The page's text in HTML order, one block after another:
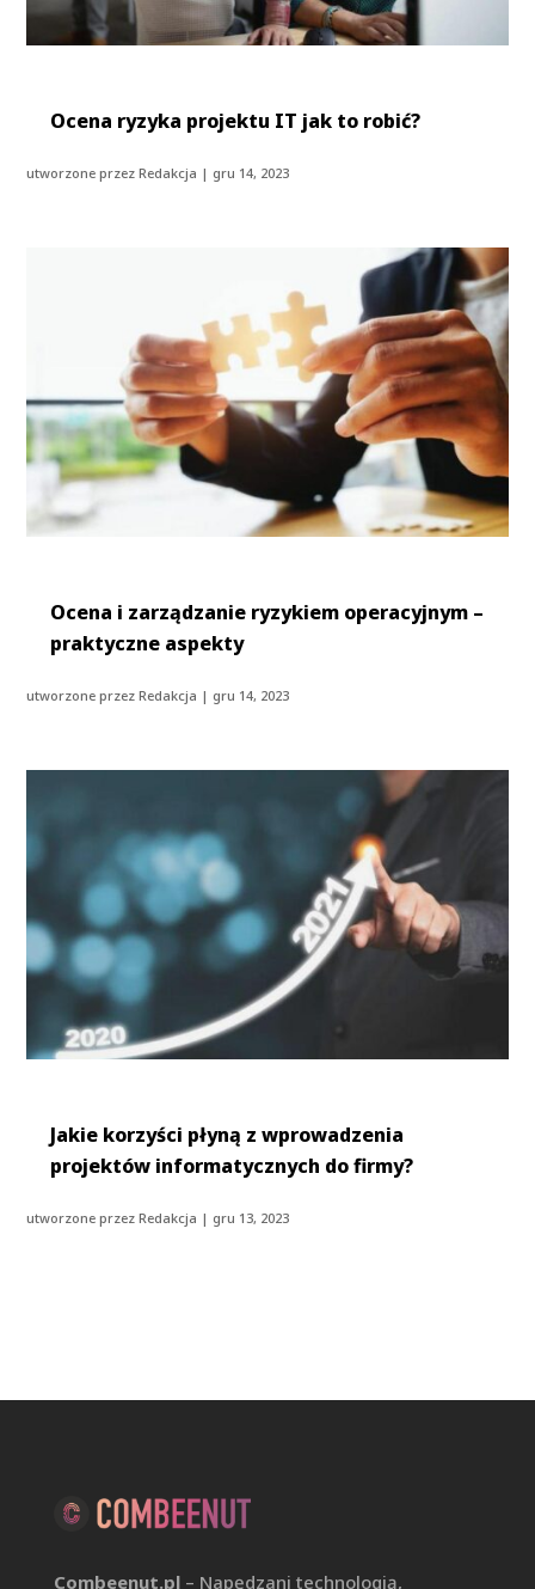
Ocena ryzyka projektu IT jak to robić?
utworzone przezRedakcja | gru 14, 2023
Ocena i zarządzanie ryzykiem operacyjnym –
praktyczne aspekty
utworzone przezRedakcja | gru 14, 2023
Jakie korzyści płyną z wprowadzenia
projektów informatycznych do firmy?
utworzone przezRedakcja | gru 13, 2023
Combeenut.pl– Napędzani technologią,